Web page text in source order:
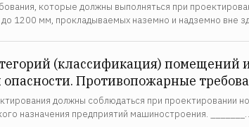
которые должны выполняться при
1200 мм, прокладываемых наземно и надземно вне
(классификация) помещений
Противопожарные
должны соблюдаться при проектировании
назначения предприятий машиностроения.